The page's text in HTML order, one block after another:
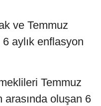
ve Temmuz
aylık enflasyon
Temmuz
arasında oluşan 6